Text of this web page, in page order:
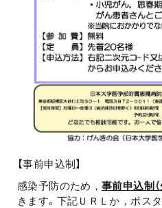
【事前申込制】
感染予防のため， 事前申込制（
きます。下記ＵＲＬか，ポス